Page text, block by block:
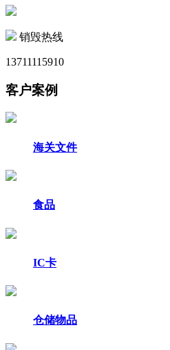
销毁热线
13711115910
客户案例
海关文件
食品
IC卡
仓储物品